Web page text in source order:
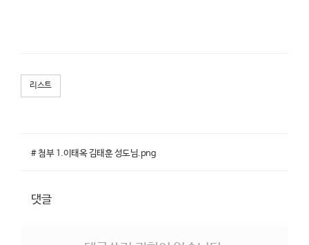
리스트
# 첨부 1.이태옥 김태훈 성도님.png
댓글